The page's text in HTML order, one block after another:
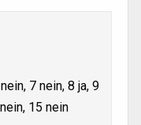
7 nein, 8 ja, 9
15 nein